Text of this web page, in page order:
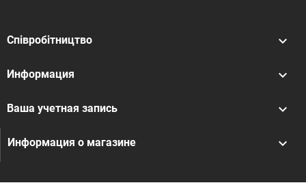
Співробітництво 
Информация 
Ваша учетная запись 
Информация о магазине keyboard_arrow_down